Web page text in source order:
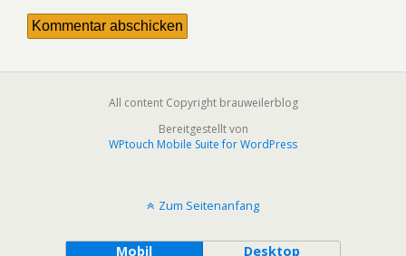
All content Copyright brauweilerblog
Bereitgestellt von
WPtouch Mobile Suite for WordPress
Zum Seitenanfang
Mobil Desktop